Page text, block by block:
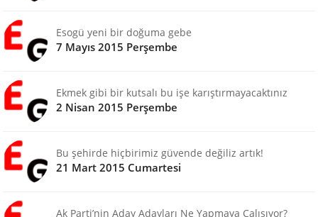
Esogü yeni bir doğuma gebe
7 Mayıs 2015 Perşembe
Ekmek gibi bir kutsalı bu işe karıştırmayacaktınız
2 Nisan 2015 Perşembe
Bu şehirde hiçbirimiz güvende değiliz artık!
21 Mart 2015 Cumartesi
Ak Parti’nin Aday Adayları Ne Yapmaya Çalışıyor?